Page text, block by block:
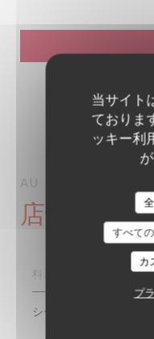
当サイト
ておりま
ッキー利
すべて
カ
プ
AU PIED DE
店舗情報
料理
シーフード, 伝統的なフ